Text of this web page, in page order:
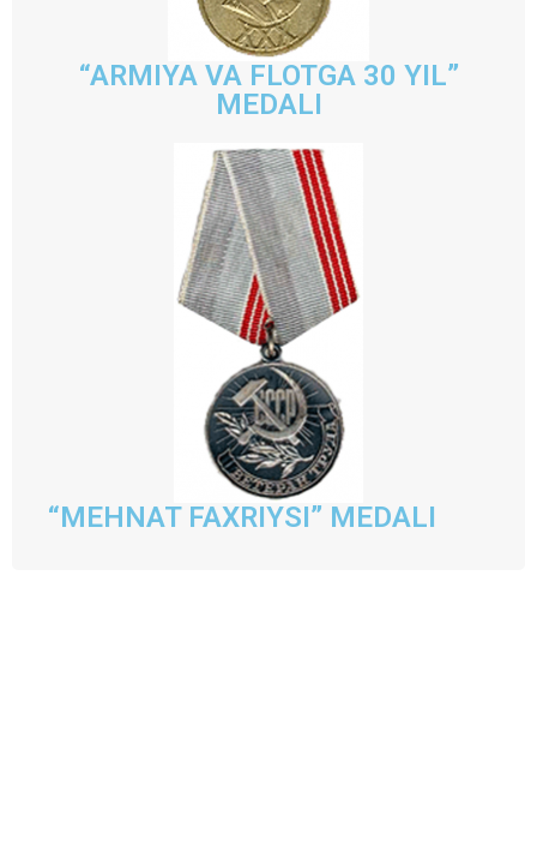
“ARMIYA VA FLOTGA 30 YIL”
MEDALI
“MEHNAT FAXRIYSI” MEDALI